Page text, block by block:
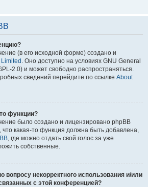
(в его исходной форме) создано и
. Оно доступно на условиях GNU General
2.0) и может свободно распространяться.
сведений перейдите по ссылке About
функции?
было создано и лицензировано phpBB
что какая-то функция должна быть добавлена,
, где можно отдать свой голос за уже
собственные.
вопросу некорректного использования и/или
с этой конференцией?